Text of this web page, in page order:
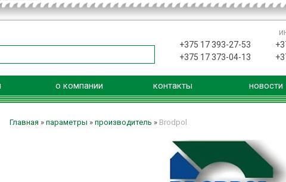
+375 17 393-27-53
+375 17 373-04-13
о компании контакты новости
Главная » параметры » производитель » Brodpol